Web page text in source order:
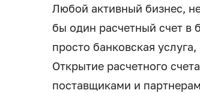
Любой активный бизнес,
бы один расчетный счет в
просто банковская
Открытие расчетного
поставщиками и